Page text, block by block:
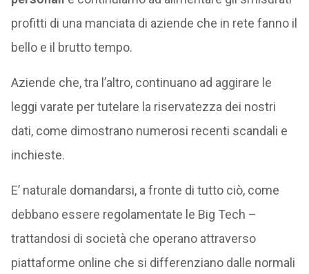
profitti di una manciata di aziende che in rete fanno il
bello e il brutto tempo.
Aziende che, tra l’altro, continuano ad aggirare le
leggi varate per tutelare la riservatezza dei nostri
dati, come dimostrano numerosi recenti scandali e
inchieste.
E’ naturale domandarsi, a fronte di tutto ciò, come
debbano essere regolamentate le Big Tech –
trattandosi di società che operano attraverso
piattaforme online che si differenziano dalle normali